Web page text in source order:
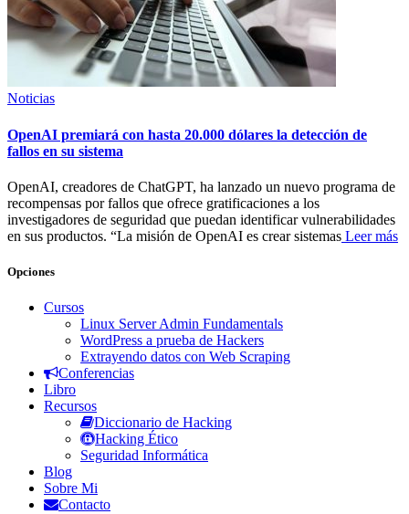
Noticias
OpenAI premiará con hasta 20.000 dólares la detección de
fallos en su sistema
OpenAI, creadores de ChatGPT, ha lanzado un nuevo programa de
recompensas por fallos que ofrece gratificaciones a los
investigadores de seguridad que puedan identificar vulnerabilidades
en sus productos. “La misión de OpenAI es crear sistemas Leer más
Opciones
Cursos
Linux Server Admin Fundamentals
WordPress a prueba de Hackers
Extrayendo datos con Web Scraping
Conferencias
Libro
Recursos
Diccionario de Hacking
Hacking Ético
Seguridad Informática
Blog
Sobre Mi
Contacto